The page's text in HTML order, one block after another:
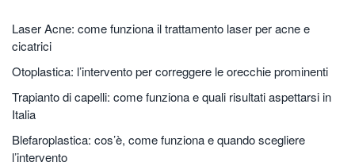
Laser Acne: come funziona il trattamento laser per acne e
cicatrici
Otoplastica: l’intervento per correggere le orecchie prominenti
Trapianto di capelli: come funziona e quali risultati aspettarsi in
Italia
Blefaroplastica: cos’è, come funziona e quando scegliere
l’intervento